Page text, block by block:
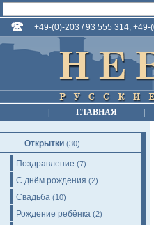
+49-(0)-203 / 93 555 314, +49-
ГЛАВНАЯ
Открытки (30)
Поздравление (7)
С днём рождения (2)
Свадьба (10)
Рождение ребёнка (2)